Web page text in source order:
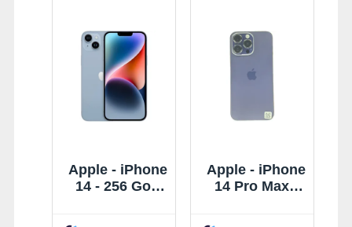
Apple - iPhone
14 - 256 Go -
Apple - iPhone
14 Pro Max -